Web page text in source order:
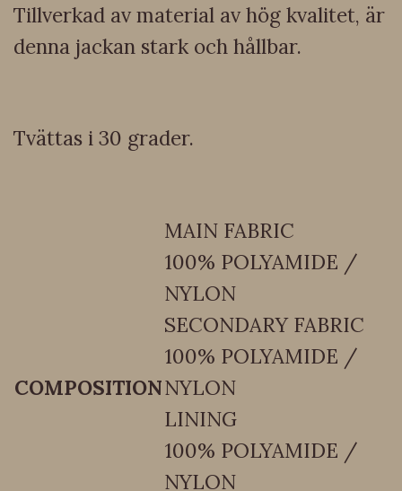
Tillverkad av material av hög kvalitet, är
denna jackan stark och hållbar.
Tvättas i 30 grader.
COMPOSITION
MAIN FABRIC
100% POLYAMIDE /
NYLON
SECONDARY FABRIC
100% POLYAMIDE /
NYLON
LINING
100% POLYAMIDE /
NYLON